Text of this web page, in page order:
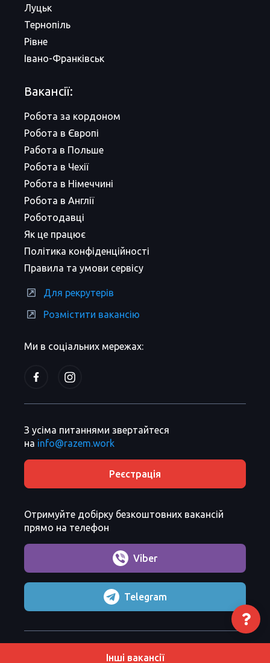
Інші вакансії
Ми в соціальних мережах:
Луцьк
Тернопіль
Рівне
Івано-Франківськ
Вакансії:
Робота за кордоном
Робота в Європі
Работа в Польше
Робота в Чехії
Робота в Німеччині
Робота в Англії
Роботодавці
Як це працює
Політика конфіденційності
Правила та умови сервісу
Для рекрутерів
Розмістити вакансію
З усіма питаннями звертайтеся
на info@razem.work
Реєстрація
Отримуйте добірку безкоштовних вакансій
прямо на телефон
Viber
Telegram